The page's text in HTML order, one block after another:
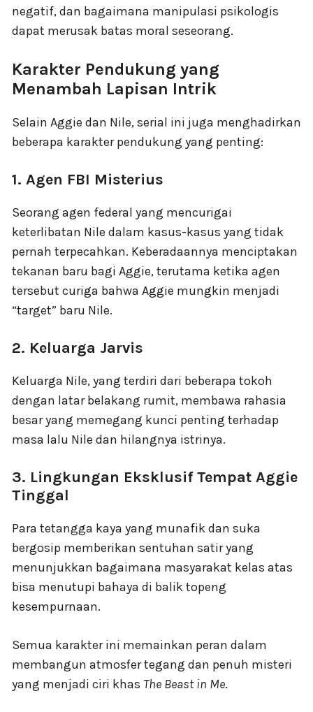
negatif, dan bagaimana manipulasi psikologis
dapat merusak batas moral seseorang.
Karakter Pendukung yang
Menambah Lapisan Intrik
Selain Aggie dan Nile, serial ini juga menghadirkan
beberapa karakter pendukung yang penting:
1. Agen FBI Misterius
Seorang agen federal yang mencurigai
keterlibatan Nile dalam kasus-kasus yang tidak
pernah terpecahkan. Keberadaannya menciptakan
tekanan baru bagi Aggie, terutama ketika agen
tersebut curiga bahwa Aggie mungkin menjadi
“target” baru Nile.
2. Keluarga Jarvis
Keluarga Nile, yang terdiri dari beberapa tokoh
dengan latar belakang rumit, membawa rahasia
besar yang memegang kunci penting terhadap
masa lalu Nile dan hilangnya istrinya.
3. Lingkungan Eksklusif Tempat Aggie
Tinggal
Para tetangga kaya yang munafik dan suka
bergosip memberikan sentuhan satir yang
menunjukkan bagaimana masyarakat kelas atas
bisa menutupi bahaya di balik topeng
kesempurnaan.
Semua karakter ini memainkan peran dalam
membangun atmosfer tegang dan penuh misteri
yang menjadi ciri khas The Beast in Me.